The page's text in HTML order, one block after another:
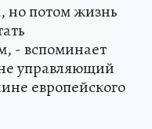
но потом жизнь
- вспоминает
управляющий
европейского